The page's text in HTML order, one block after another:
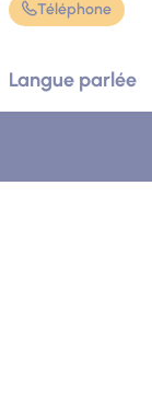
Téléphone
Langue parlée
Français